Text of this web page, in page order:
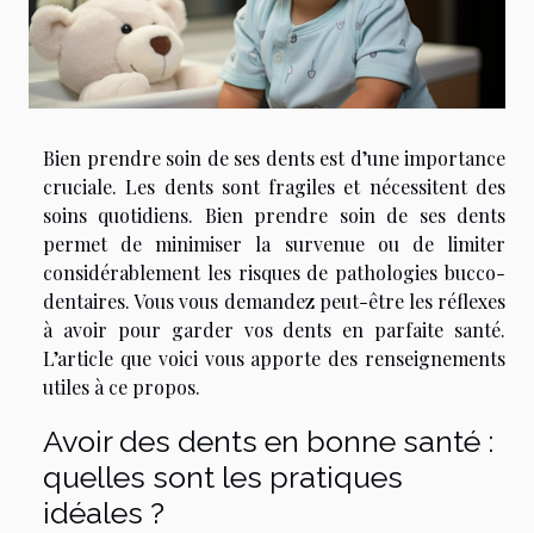
Bien prendre soin de ses dents est d’une importance
cruciale. Les dents sont fragiles et nécessitent des
soins quotidiens. Bien prendre soin de ses dents
permet de minimiser la survenue ou de limiter
considérablement les risques de pathologies bucco-
dentaires. Vous vous demandez peut-être les réflexes
à avoir pour garder vos dents en parfaite santé.
L’article que voici vous apporte des renseignements
utiles à ce propos.
Avoir des dents en bonne santé :
quelles sont les pratiques
idéales ?